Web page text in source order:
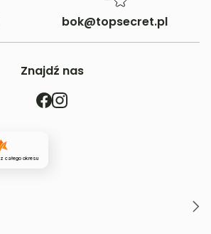
bok@topsecret.pl
Znajdź nas
z całego okresu